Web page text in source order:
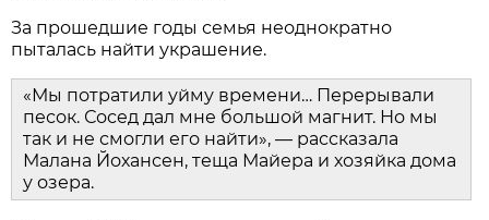
За прошедшие годы семья неоднократно
пыталась найти украшение.
«Мы потратили уйму времени… Перерывали
песок. Сосед дал мне большой магнит. Но мы
так и не смогли его найти», — рассказала
Малана Йохансен, теща Майера и хозяйка дома
у озера.